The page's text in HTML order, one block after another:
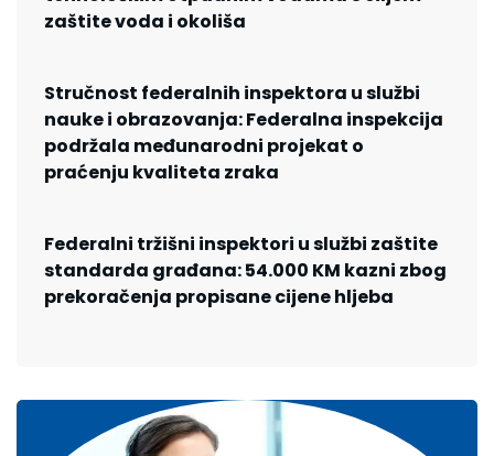
zaštite voda i okoliša
Stručnost federalnih inspektora u službi
nauke i obrazovanja: Federalna inspekcija
podržala međunarodni projekat o
praćenju kvaliteta zraka
Federalni tržišni inspektori u službi zaštite
standarda građana: 54.000 KM kazni zbog
prekoračenja propisane cijene hljeba